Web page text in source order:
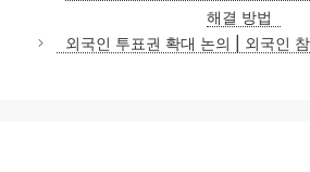
고
리
해결 방법
외국인 투표권 확대 논의 | 외국인